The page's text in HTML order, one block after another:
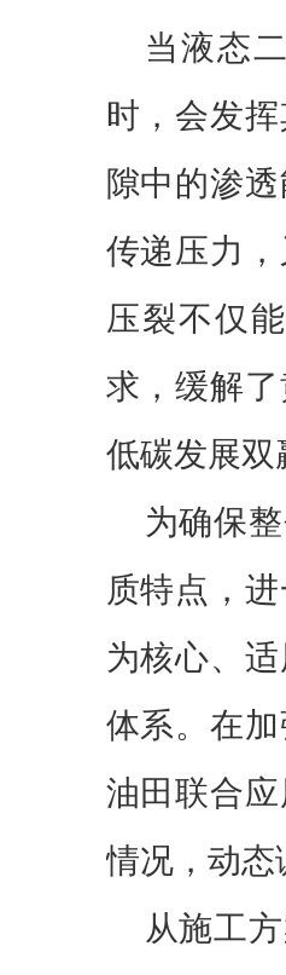
当液态
时，会发
隙中的渗
传递压力
压裂不仅
求，缓解
低碳发展双
为确保
质特点，
为核心、
体系。在
油田联合
情况，动态
从施工